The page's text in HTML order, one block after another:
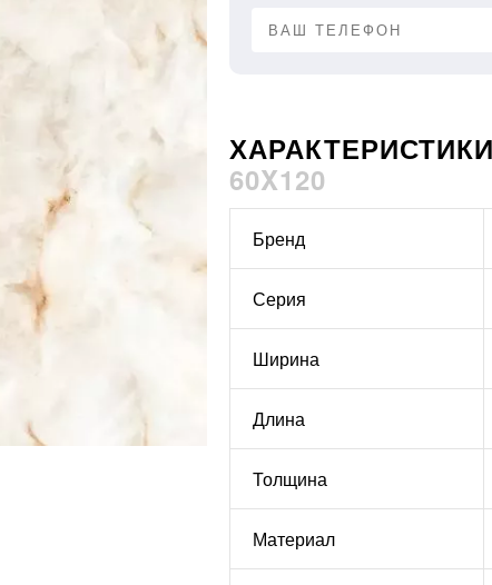
ХАРАКТЕРИСТИКИ
60X120
Бренд
Серия
Ширина
Длина
Толщина
Материал